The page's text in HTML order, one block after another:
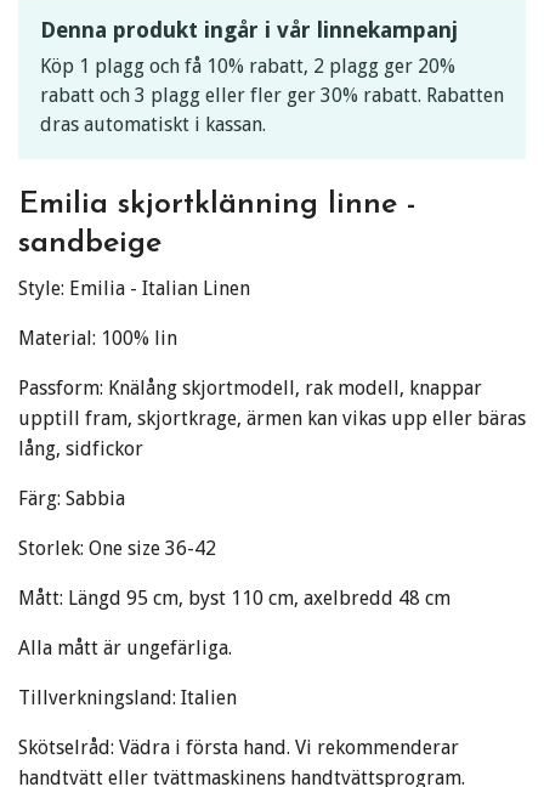
Denna produkt ingår i vår linnekampanj
Köp 1 plagg och få 10% rabatt, 2 plagg ger 20%
rabatt och 3 plagg eller fler ger 30% rabatt. Rabatten
dras automatiskt i kassan.
Emilia skjortklänning linne -
sandbeige
Style: Emilia - Italian Linen
Material: 100% lin
Passform: Knälång skjortmodell, rak modell, knappar
upptill fram, skjortkrage, ärmen kan vikas upp eller bäras
lång, sidfickor
Färg: Sabbia
Storlek: One size 36-42
Mått: Längd 95 cm, byst 110 cm, axelbredd 48 cm
Alla mått är ungefärliga.
Tillverkningsland: Italien
Skötselråd: Vädra i första hand. Vi rekommenderar
handtvätt eller tvättmaskinens handtvättsprogram.